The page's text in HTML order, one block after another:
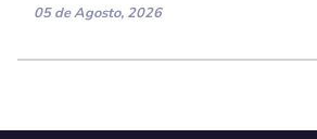
05 de Agosto, 2026